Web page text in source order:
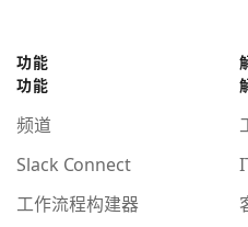
功能
功能
频道
Slack Connect
工作流程构建器